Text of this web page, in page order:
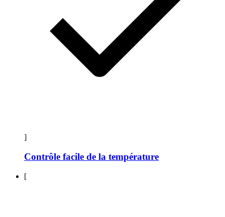
]
Contrôle facile de la température
[